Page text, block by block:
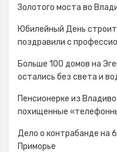
Золотого моста во
Юбилейный День
поздравили с
Больше 100 домов на
остались без света и
Пенсионерке из
похищенные
Дело о контрабанде на
Приморье